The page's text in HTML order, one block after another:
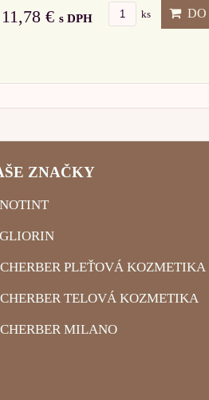
11,78 € s DPH ks DO
ZNAČKY
PLEŤOVÁ KOZMETIKA
TELOVÁ KOZMETIKA
MILANO